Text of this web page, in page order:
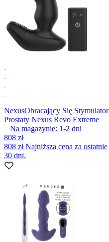
NexusObracający Się Stymulator
Prostaty Nexus Revo Extreme
Na magazynie: 1-2 dni
808 zł
808 złNajniższa cena za ostatnie
30 dni.